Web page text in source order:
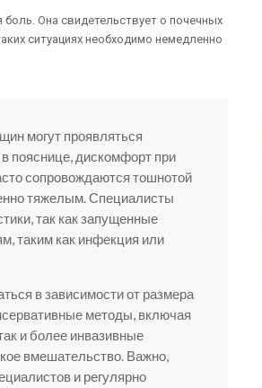
Она свидетельствует о почечных
ситуациях необходимо немедленно
могут проявляться
пояснице, дискомфорт при
сопровождаются тошнотой
тяжелым. Специалисты
так как запущенные
таким как инфекция или
в зависимости от размера
методы, включая
и более инвазивные
вмешательство. Важно,
и регулярно